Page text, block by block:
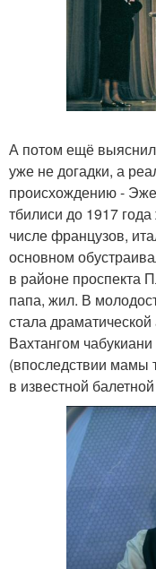
А потом ещё
уже не догадки, а
происхождению -
тбилиси до 1917
числе французов,
основном
в районе проспекта
папа, жил. В
стала
Вахтангом
(впоследствии мамы
в известной